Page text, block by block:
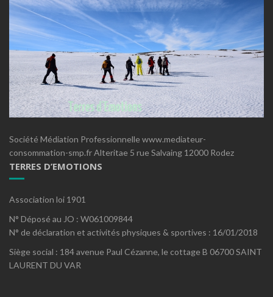
Société Médiation Professionnelle www.mediateur-
consommation-smp.fr Alteritae 5 rue Salvaing 12000 Rodez
TERRES D’EMOTIONS
Association loi 1901
N° Déposé au JO : W061009844
N° de déclaration et activités physiques & sportives : 16/01/2018
Siège social : 184 avenue Paul Cézanne, le cottage B 06700 SAINT
LAURENT DU VAR